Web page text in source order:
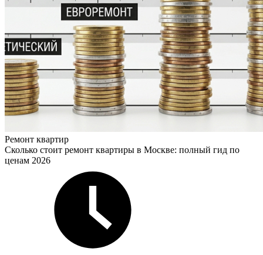
Ремонт квартир
Сколько стоит ремонт квартиры в Москве: полный гид по
ценам 2026